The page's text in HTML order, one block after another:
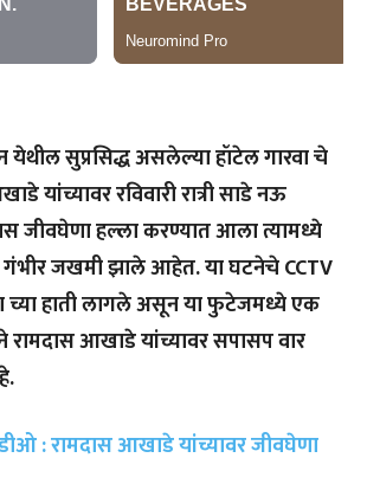
सुप्रसिद्ध असलेल्या हॉटेल गारवा चे
यांच्यावर रविवारी रात्री साडे नऊ
जीवघेणा हल्ला करण्यात आला त्यामध्ये
जखमी झाले आहेत. या घटनेचे CCTV
हाती लागले असून या फुटेजमध्ये एक
रामदास आखाडे यांच्यावर सपासप वार
: रामदास आखाडे यांच्यावर जीवघेणा